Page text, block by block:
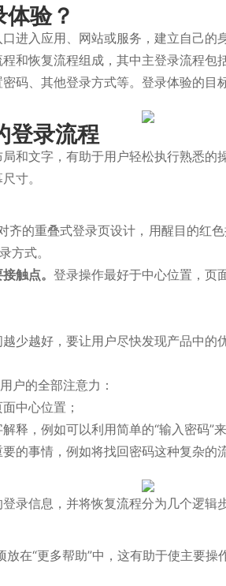
验？
进入应用、网站或服务，建立自己的身
和恢复流程组成，其中主登录流程包
码、其他登录方式等。登录体验的目
登录流程
和文字，有助于用户轻松执行熟悉的
寸。
的重叠式登录页设计，用醒目的红
方式。
触点。 登录操作最好于中心位置，页
少越好，要让用户尽快发现产品中的
户的全部注意力：
中心位置；
释，例如可以利用简单的“输入密码”
的事情，例如将找回密码这种复杂的
录信息，并将恢复流程分为几个逻辑步
在“更多帮助”中，这有助于使主要操